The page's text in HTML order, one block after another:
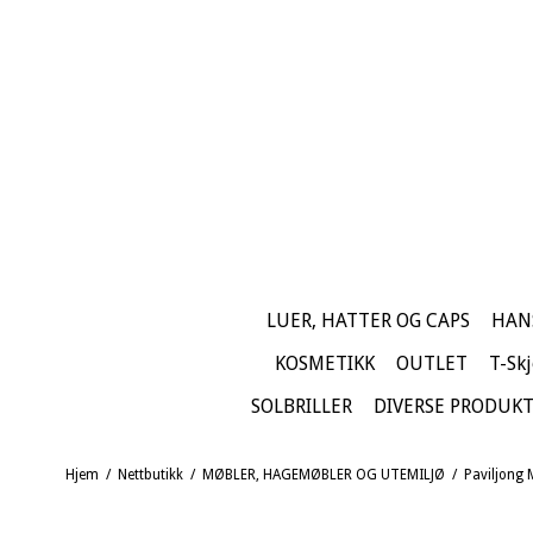
LUER, HATTER OG CAPS
KOSMETIKK
OUTLET
T-
SOLBRILLER
DIVERSE
Hjem / Nettbutikk / MØBLER, HAGEMØBLER OG UTEMILJØ / Paviljong